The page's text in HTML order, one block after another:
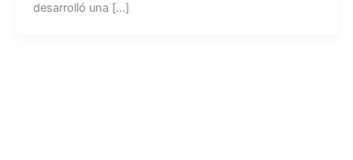
desarrolló una […]